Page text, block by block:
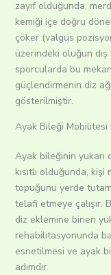
zayıf olduğunda,
kemiği içe doğru
çöker (valgus
üzerindeki oluğun dış
sporcularda bu
güçlendirmenin diz
gösterilmiştir.
Ayak Bileği Mobilitesi
Ayak bileğinin
kısıtlı olduğunda,
topuğunu yerde
telafi etmeye çalışır.
diz eklemine binen
rehabilitasyonunda
esnetilmesi ve ayak
adımdır.